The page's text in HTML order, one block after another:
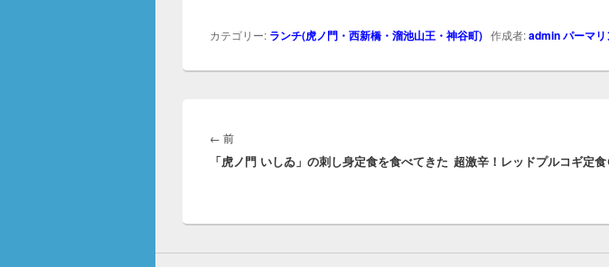
カテゴリー: ランチ(虎ノ門・西新橋・溜池山王・神谷町) 作成者:adminパーマリ
稿
ナ
ョ
← 前前
の
「虎ノ門 いしゐ」の刺し身定食を食べてきた 超激辛！レッドプルコギ定